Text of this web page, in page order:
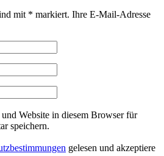
mit * markiert. Ihre E-Mail-Adresse
Website in diesem Browser für
speichern.
gelesen und akzeptiere